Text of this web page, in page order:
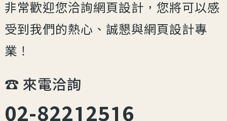
非常歡迎您洽詢網頁設計，您將可以感
受到我們的熱心、誠懇與網頁設計專
業！
☎︎ 來電洽詢
02-82212516